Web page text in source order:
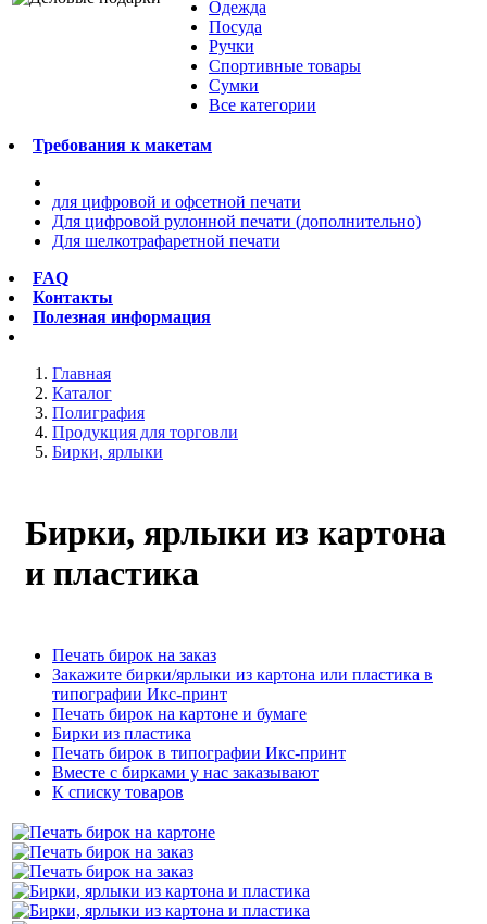
Одежда
Посуда
Ручки
Спортивные товары
Сумки
Все категории
Требования к макетам
для цифровой и офсетной печати
Для цифровой рулонной печати (дополнительно)
Для шелкотрафаретной печати
FAQ
Контакты
Полезная информация
Главная
Каталог
Полиграфия
Продукция для торговли
Бирки, ярлыки
Бирки, ярлыки из картона
и пластика
Печать бирок на заказ
Закажите бирки/ярлыки из картона или пластика в
типографии Икс-принт
Печать бирок на картоне и бумаге
Бирки из пластика
Печать бирок в типографии Икс-принт
Вместе с бирками у нас заказывают
К списку товаров